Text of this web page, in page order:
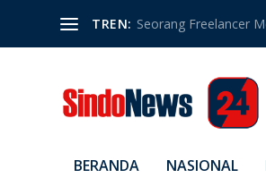
TREN: Seorang Freelancer
BERANDA NASIONAL